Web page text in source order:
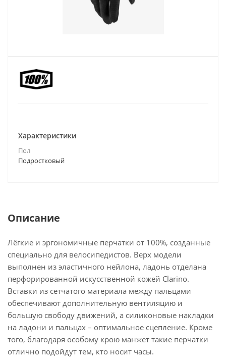
Характеристики
Пол
Подростковый
Описание
Лёгкие и эргономичные перчатки от 100%, созданные
специально для велосипедистов. Верх модели
выполнен из эластичного нейлона, ладонь отделана
перфорированной искусственной кожей Clarino.
Вставки из сетчатого материала между пальцами
обеспечивают дополнительную вентиляцию и
большую свободу движений, а силиконовые накладки
на ладони и пальцах – оптимальное сцепление. Кроме
того, благодаря особому крою манжет такие перчатки
отлично подойдут тем, кто носит часы.